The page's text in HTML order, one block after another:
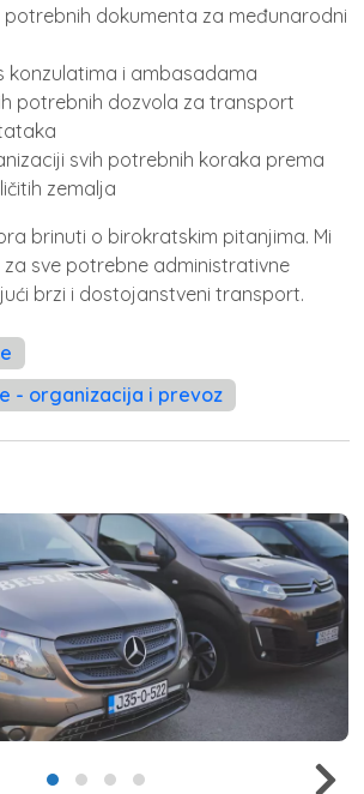
potrebnih dokumenta za međunarodni
konzulatima i ambasadama
potrebnih dozvola za transport
svih potrebnih koraka prema
zemalja
brinuti o birokratskim pitanjima. Mi
sve potrebne administrativne
brzi i dostojanstveni transport.
- organizacija i prevoz